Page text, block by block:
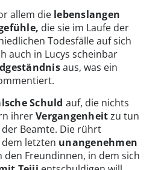
allem die lebenslangen
die sie im Laufe der
Todesfälle auf sich
auch in Lucys scheinbar
aus, was ein
Schuld auf, die nichts
ihrerVergangenheitzu tun
Beamte. Die rührt
letzten unangenehmen
den Freundinnen, in dem sich